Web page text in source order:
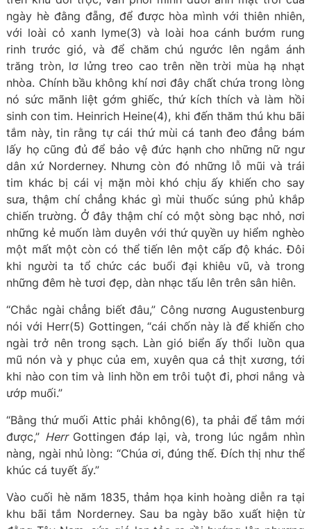
ngày hè đằng đẵng, để được hòa mình với thiên nhiên,
với loài cỏ xanh lyme(3) và loài hoa cánh bướm rung
rinh trước gió, và để chăm chú ngước lên ngắm ánh
trăng tròn, lơ lửng treo cao trên nền trời mùa hạ nhạt
nhòa. Chính bầu không khí nơi đây chất chứa trong lòng
nó sức mãnh liệt gớm ghiếc, thứ kích thích và làm hồi
sinh con tim. Heinrich Heine(4), khi đến thăm thú khu bãi
tắm này, tin rằng tự cái thứ mùi cá tanh đeo đẳng bám
lấy họ cũng đủ để bảo vệ đức hạnh cho những nữ ngư
dân xứ Norderney. Nhưng còn đó những lỗ mũi và trái
tim khác bị cái vị mặn mòi khó chịu ấy khiến cho say
sưa, thậm chí chẳng khác gì mùi thuốc súng phủ khắp
chiến trường. Ở đây thậm chí có một sòng bạc nhỏ, nơi
những kẻ muốn làm duyên với thứ quyền uy hiểm nghèo
một mất một còn có thể tiến lên một cấp độ khác. Đôi
khi người ta tổ chức các buổi đại khiêu vũ, và trong
những đêm hè tươi đẹp, dàn nhạc tấu lên trên sân hiên.
“Chắc ngài chẳng biết đâu,” Công nương Augustenburg
nói với Herr(5) Gottingen, “cái chốn này là để khiến cho
ngài trở nên trong sạch. Làn gió biển ấy thổi luồn qua
mũ nón và y phục của em, xuyên qua cả thịt xương, tới
khi nào con tim và linh hồn em trôi tuột đi, phơi nắng và
ướp muối.”
“Bằng thứ muối Attic phải không(6), ta phải để tâm mới
được,” HerrGottingen đáp lại, và, trong lúc ngắm nhìn
nàng, ngài nhủ lòng: “Chúa ơi, đúng thế. Đích thị như thể
khúc cá tuyết ấy.”
Vào cuối hè năm 1835, thảm họa kinh hoàng diễn ra tại
khu bãi tắm Norderney. Sau ba ngày bão xuất hiện từ